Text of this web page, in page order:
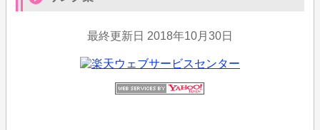
最終更新日 2018年10月30日